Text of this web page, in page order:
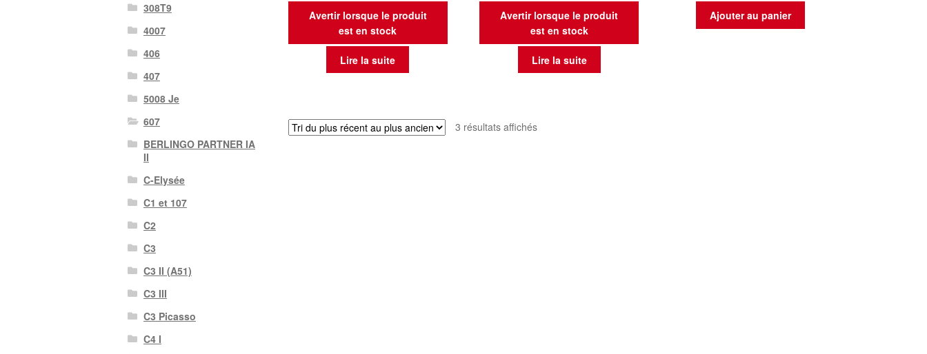
Avertir lorsque le produit
est en stock
Lire la suite
Avertir lorsque le produit
est en stock
Lire la suite
Ajouter au panier
3 résultats affichésTrié
308T9
4007
406
407
5008 Je
607
BERLINGO PARTNER IA
II
C-Elysée
C1 et 107
C2
C3
C3 II (A51)
C3 III
C3 Picasso
C4 I